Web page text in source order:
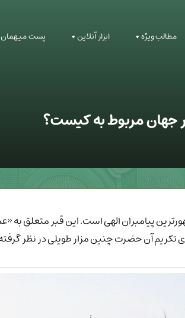
مطالب ویژه ابزار آنلاین پست میهمان
جهان مربوط به کیست؟